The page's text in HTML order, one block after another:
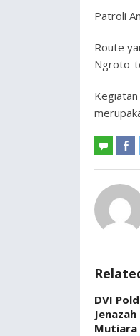
Patroli
Route
Ngroto-
DVI
Mutiara